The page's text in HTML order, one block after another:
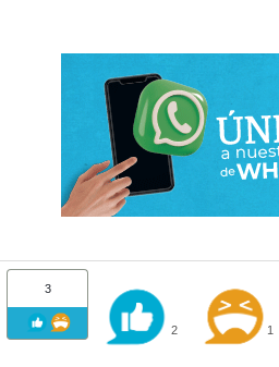
3
2 1